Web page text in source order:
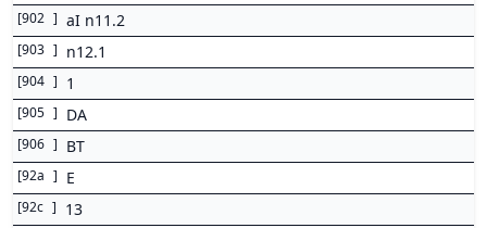
[902 ] aI n11.2
[903 ] n12.1
[904 ] 1
[905 ] DA
[906 ] BT
[92a ] E
[92c ] 13